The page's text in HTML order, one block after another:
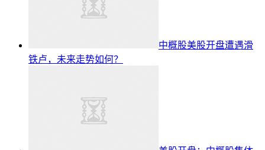
中概股美股开盘遭遇滑
铁卢，未来走势如何？